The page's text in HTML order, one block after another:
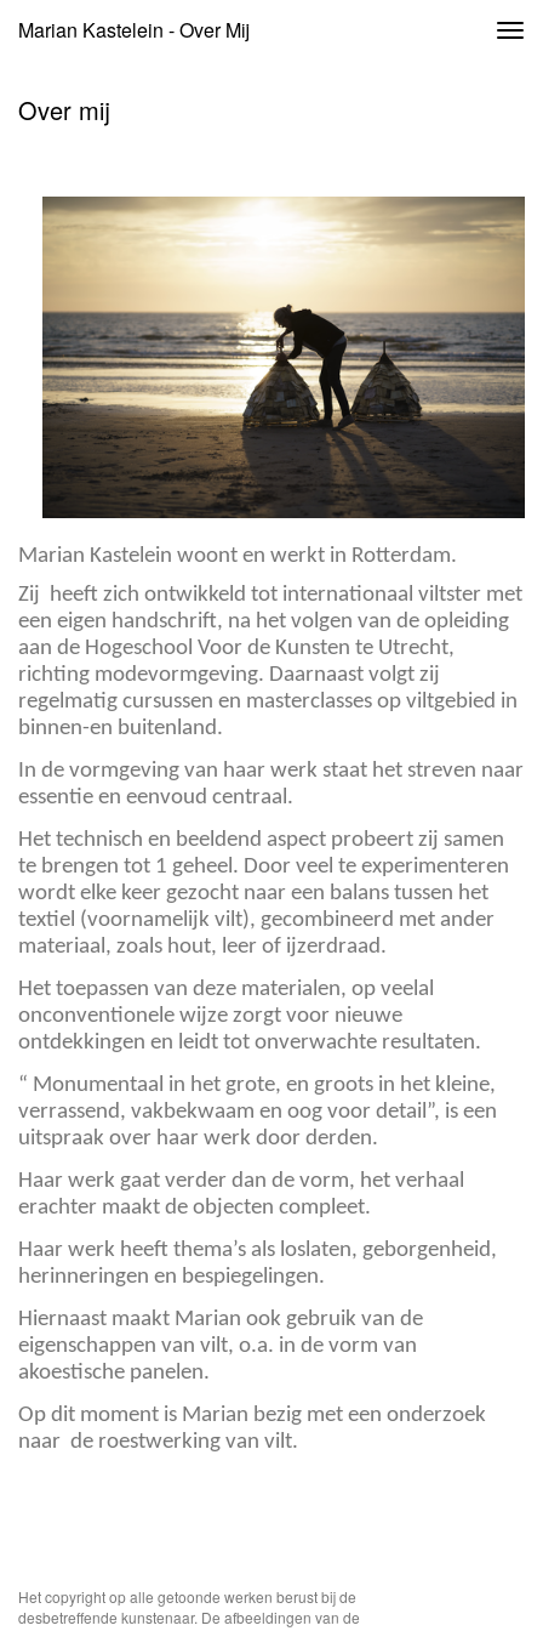
Marian Kastelein - Over Mij
Over mij
Marian Kastelein woont en werkt in Rotterdam.
Zij heeft zich ontwikkeld tot internationaal viltster met
een eigen handschrift, na het volgen van de opleiding
aan de Hogeschool Voor de Kunsten te Utrecht,
richting modevormgeving. Daarnaast volgt zij
regelmatig cursussen en masterclasses op viltgebied in
binnen-en buitenland.
In de vormgeving van haar werk staat het streven naar
essentie en eenvoud centraal.
Het technisch en beeldend aspect probeert zij samen
te brengen tot 1 geheel. Door veel te experimenteren
wordt elke keer gezocht naar een balans tussen het
textiel (voornamelijk vilt), gecombineerd met ander
materiaal, zoals hout, leer of ijzerdraad.
Het toepassen van deze materialen, op veelal
onconventionele wijze zorgt voor nieuwe
ontdekkingen en leidt tot onverwachte resultaten.
“ Monumentaal in het grote, en groots in het kleine,
verrassend, vakbekwaam en oog voor detail”, is een
uitspraak over haar werk door derden.
Haar werk gaat verder dan de vorm, het verhaal
erachter maakt de objecten compleet.
Haar werk heeft thema’s als loslaten, geborgenheid,
herinneringen en bespiegelingen.
Hiernaast maakt Marian ook gebruik van de
eigenschappen van vilt, o.a. in de vorm van
akoestische panelen.
Op dit moment is Marian bezig met een onderzoek
naar de roestwerking van vilt.
Het copyright op alle getoonde werken berust bij de
desbetreffende kunstenaar. De afbeeldingen van de